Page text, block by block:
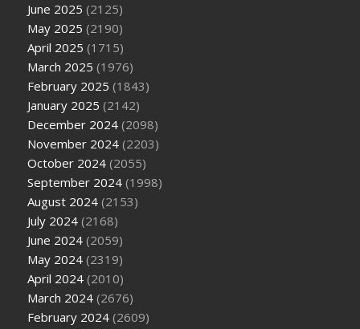
June 2025 (2125)
May 2025 (2190)
April 2025 (1715)
March 2025 (1976)
February 2025 (1843)
January 2025 (2142)
December 2024 (2098)
November 2024 (2203)
October 2024 (2055)
September 2024 (1998)
August 2024 (2153)
July 2024 (2168)
June 2024 (2059)
May 2024 (2319)
April 2024 (2010)
March 2024 (2676)
February 2024 (2609)